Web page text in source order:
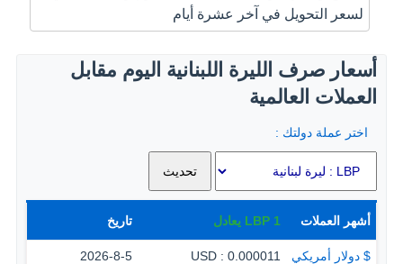
لسعر التحويل في آخر عشرة أيام
أسعار صرف الليرة اللبنانية اليوم مقابل
العملات العالمية
اختر عملة دولتك :
أشهر العملات 1
LBP يعادل تاريخ
$ دولار أمريكي 0.000011 : USD
2026-8-5